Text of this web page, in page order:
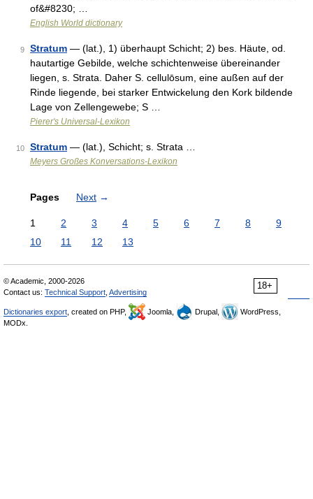
of&#8230; …
English World dictionary
9 Stratum — (lat.), 1) überhaupt Schicht; 2) bes. Häute, od.
hautartige Gebilde, welche schichtenweise übereinander
liegen, s. Strata. Daher S. cellulōsum, eine außen auf der
Rinde liegende, bei starker Entwickelung den Kork bildende
Lage von Zellengewebe; S …
Pierer's Universal-Lexikon
10 Stratum — (lat.), Schicht; s. Strata …
Meyers Großes Konversations-Lexikon
Pages Next →
1 2 3 4 5 6 7 8
9
10
11 12 13
18+
© Academic, 2000-2026
Contact us: Technical Support Advertising
Dictionaries export , created on PHP, Joomla, Drupal,
WordPress,
MODx.